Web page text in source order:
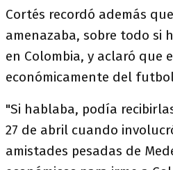
Cortés recordó además
amenazaba, sobre todo si
en Colombia, y aclaró que
económicamente del
"Si hablaba, podía
27 de abril cuando
amistades pesadas de